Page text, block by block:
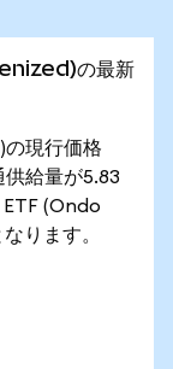
の最新
の現行価格
供給量が5.83
ETF (Ondo
ります。